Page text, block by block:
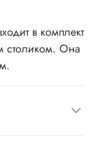
в комплект
столиком. Она